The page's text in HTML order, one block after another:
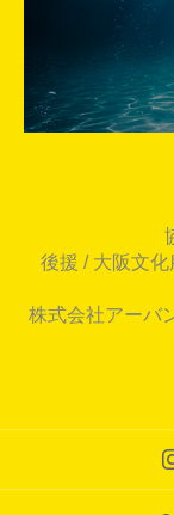
後援 / 大阪文
株式会社アー